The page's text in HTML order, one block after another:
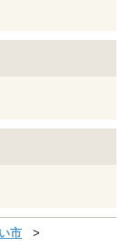
市